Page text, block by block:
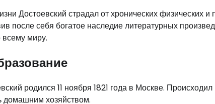
Достоевский страдал от хронических физических и
после себя богатое наследие литературных
всему миру.
родился 11 ноября 1821 года в Москве.
домашним хозяйством.